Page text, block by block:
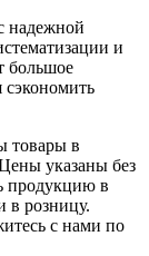
надежной
и
большое
товары в
указаны без
продукцию в
в розницу.
с нами по